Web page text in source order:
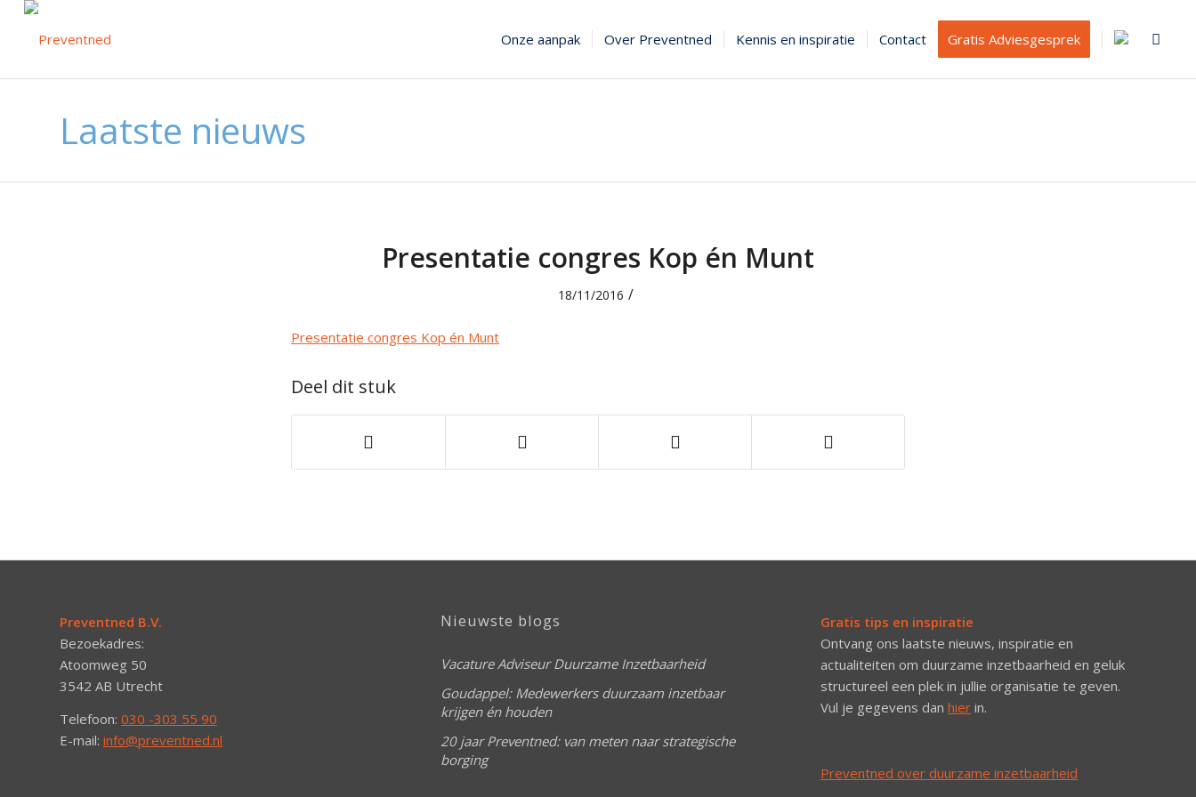
Onze aanpak Over Preventned Kennis en inspiratie Contact Gratis Adviesgesprek
Laatste nieuws
Presentatie congres Kop én Munt
18/11/2016 /
Presentatie congres Kop én Munt
Deel dit stuk
Preventned B.V.
Bezoekadres:
Atoomweg 50
3542 AB Utrecht
Telefoon: 030 -303 55 90
E-mail: info@preventned.nl
Nieuwste blogs
Vacature Adviseur Duurzame Inzetbaarheid
Goudappel: Medewerkers duurzaam inzetbaar
krijgen én houden
20 jaar Preventned: van meten naar strategische
borging
Gratis tips en inspiratie
Ontvang ons laatste nieuws, inspiratie en
actualiteiten om duurzame inzetbaarheid en geluk
structureel een plek in jullie organisatie te geven.
Vul je gegevens danhier in.
Preventned over duurzame inzetbaarheid